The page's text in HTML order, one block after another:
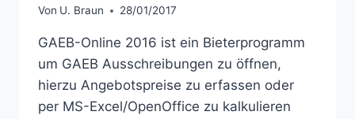
Von U. Braun 28/01/2017
GAEB-Online 2016 ist ein Bieterprogramm
um GAEB Ausschreibungen zu öffnen,
hierzu Angebotspreise zu erfassen oder
per MS-Excel/OpenOffice zu kalkulieren